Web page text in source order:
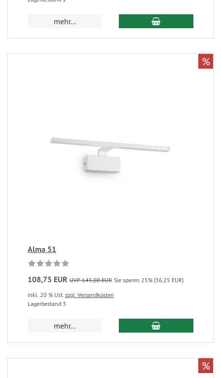
mehr...
Alma 51
108,75 EUR UVP 145,00 EUR Sie sparen 25% (36,25 EUR)
inkl. 20 % Ust. zzgl. Versandkosten
Lagerbestand 3
mehr...
%
%